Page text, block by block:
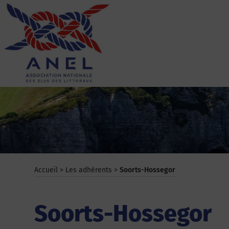
Aller
contenu
ANEL
Accueil > Les adhérents > Soorts-Hossegor
Soorts-Hossegor